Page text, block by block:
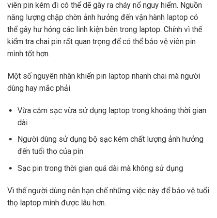
viên pin kém đi có thể dẽ gây ra cháy nổ nguy hiểm. Nguồn
năng lượng chập chờn ảnh hưởng đến vận hành laptop có
thể gây hư hỏng các linh kiện bên trong laptop. Chính vì thế
kiểm tra chai pin rất quan trọng để có thể bảo vệ viên pin
mình tốt hơn.
Một số nguyên nhân khiến pin laptop nhanh chai mà người
dùng hay mắc phải
Vừa cắm sạc vừa sử dụng laptop trong khoảng thời gian
dài
Người dùng sử dụng bộ sạc kém chất lượng ảnh hưởng
đến tuổi thọ của pin
Sạc pin trong thời gian quá dài mà không sử dụng
Vì thế người dùng nên hạn chế những việc này để bảo vệ tuổi
thọ laptop mình được lâu hơn.